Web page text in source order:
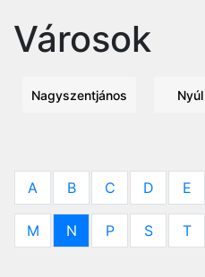
Városok
Nagyszentjános Nyúl
A B C D E
M N P S T